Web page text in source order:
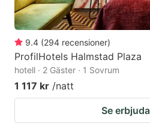
9.4 (294 recensioner)
ProfilHotels Halmstad Plaza
hotell · 2 Gäster · 1 Sovrum
1 117 kr /natt
Se